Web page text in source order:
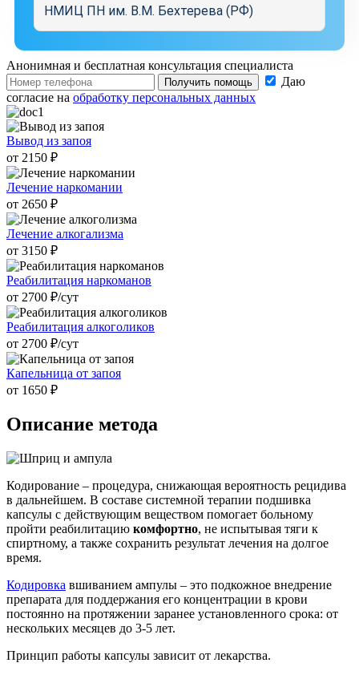
НМИЦ ПН им. В.М. Бехтерева (РФ)
Анонимная и бесплатная консультация специалиста
Получить помощь
Даю
согласие на обработку персональных данных
Вывод из запоя
от 2150 ₽
Лечение наркомании
от 2650 ₽
Лечение алкогализма
от 3150 ₽
Реабилитация наркоманов
от 2700 ₽/cут
Реабилитация алкоголиков
от 2700 ₽/cут
Капельница от запоя
от 1650 ₽
Описание метода
Кодирование – процедура, снижающая вероятность рецидива
в дальнейшем. В составе системной терапии подшивка
капсулы с действующим веществом помогает больному
пройти реабилитацию комфортно, не испытывая тяги к
спиртному, а также сохранить результат лечения на долгое
время.
Кодировка вшиванием ампулы – это подкожное внедрение
препарата для поддержания его концентрации в крови
постоянно на протяжении заранее установленного срока: от
нескольких месяцев до 3-5 лет.
Принцип работы капсулы зависит от лекарства.